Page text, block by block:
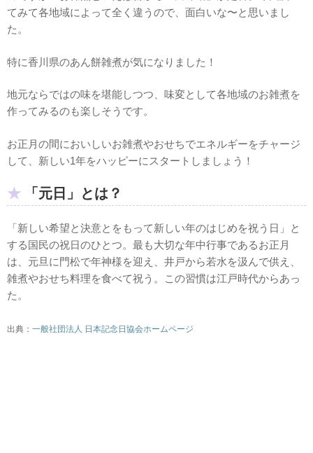
てみて各地域によって全く違うので、面白いな〜と思いまし
た。
特に香川県のあん餅雑煮が気になりました！
地元ならではの味を堪能しつつ、味変として各地域のお雑煮を
作ってみるのも楽しそうです。
お正月の間においしいお雑煮やおせちでエネルギーをチャージ
して、新しい1年をハッピーにスタートしましょう！
「元日」とは？
「新しい希望と決意とをもって新しい年のはじめを祝う日」と
する国民の祝日のひとつ。最も大切な年中行事であるお正月
は、元旦に門松で年神様を迎え、井戸から若水を汲んで供え、
雑煮やおせち料理を食べて祝う。この習慣は江戸時代からあっ
た。
出典： 一般社団法人 日本記念日協会ホームページ